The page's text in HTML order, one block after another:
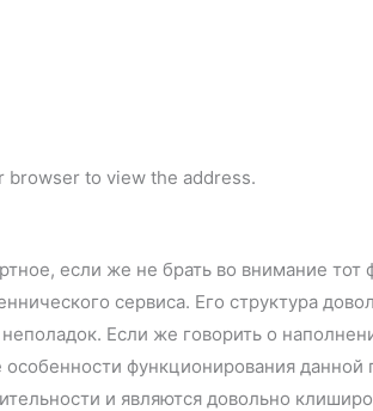
browser to view the address.
если же не брать во внимание тот
сервиса. Его структура
Если же говорить о
функционирования данной
и являются довольно